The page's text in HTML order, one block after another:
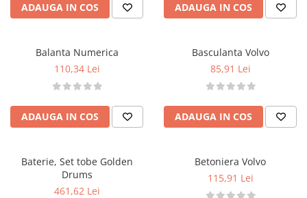
ADAUGA IN COS ADAUGA IN COS
Balanta Numerica
110,34 Lei
ADAUGA IN COS
Basculanta Volvo
85,91 Lei
ADAUGA IN COS
Baterie, Set tobe Golden
Drums
461,62 Lei
Betoniera Volvo
115,91 Lei